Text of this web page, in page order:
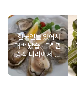
"한국인들 있어서
대박 났습니다" 관
광객 나라에서 남
녀노소 보양식처
럼 먹는 음식